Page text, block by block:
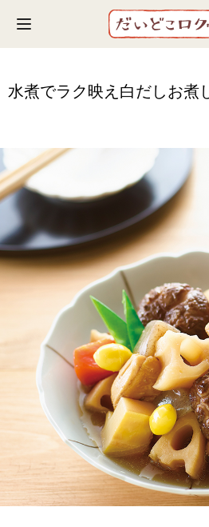
Toggle navigation
水煮でラク映え白だしお煮